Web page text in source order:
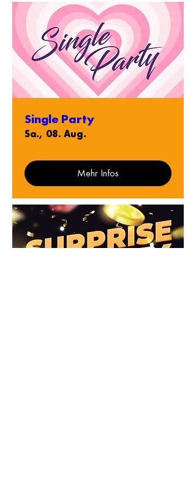
Single Party
Sa., 08. Aug.
Mehr Infos